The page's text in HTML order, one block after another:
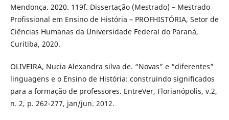
Mendonça. 2020. 119f. Dissertação (Mestrado) – Mestrado
Profissional em Ensino de História – PROFHISTÓRIA, Setor de
Ciências Humanas da Universidade Federal do Paraná,
Curitiba, 2020.
OLIVEIRA, Nucia Alexandra silva de. “Novas” e “diferentes”
linguagens e o Ensino de História: construindo significados
para a formação de professores. EntreVer, Florianópolis, v.2,
n. 2, p. 262-277, jan/jun. 2012.